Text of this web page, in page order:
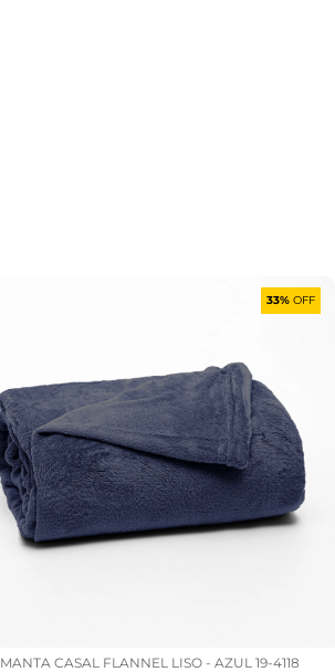
33% OFF
MANTA CASAL FLANNEL LISO - AZUL 19-4118